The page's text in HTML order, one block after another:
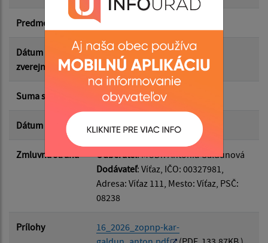
Suma do:
Typ:
Filtrovať Reset
Predmet prenájom Viacúčelovej sály
Dátum
zverejnenia
13.05.2026
Suma s DPH* 100.00 €
Dátum uzavretia 07.05.2026
Zmluvná strana Odberateľ: MUDr. Antónia Galdunová
Dodávateľ: Víťaz, IČO: 00327981,
Adresa: Víťaz 111, Mesto: Víťaz, PSČ:
08238
Prílohy
16_2026_zopnp-kar-